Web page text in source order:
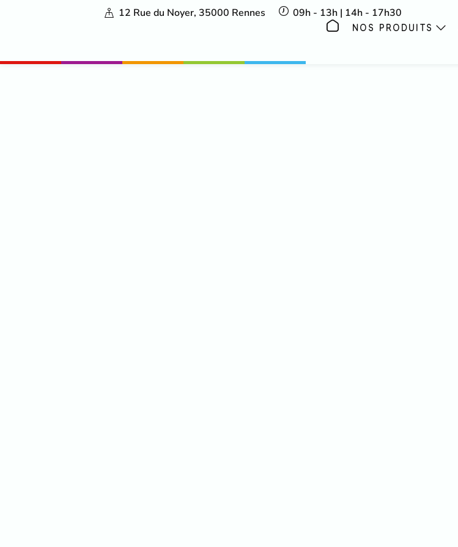
12 Rue du Noyer, 35000 Rennes 09h - 13h | 14h - 17h30
NOS PRODUITS